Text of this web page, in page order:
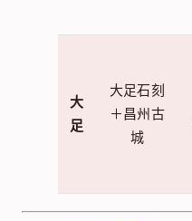
大
足
大足石刻
＋昌州古
城